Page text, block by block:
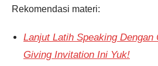
Rekomendasi materi:
Lanjut Latih Speaking Dengan
Giving Invitation Ini Yuk!